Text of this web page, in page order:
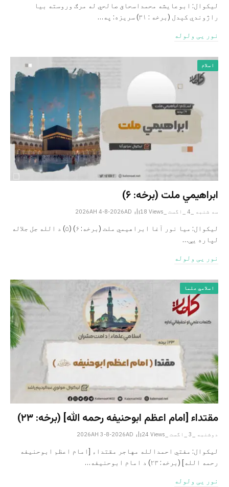
لیکوال: ابوعایشه محمداسحاق صالحي له مرګ وروسته بیا
راژوندي کېدل (برخه : ۳۱) سریزه: په…
نور یی ولوله
اسلام
ابراهيمي ملت (برخه: ۶)
سه شنبه _4 _اگست _2026AH 4-8-2026AD 18 Views
ليکوال: میا نور آغا ابراهيمي ملت (برخه: ۶) (۵) د الله جل جلاله
لپاره یې…
نور یی ولوله
اسلامي علما
مقتداء [امام اعظم ابوحنیفه رحمه الله‎] (برخه: ۲۳)
دوشنبه _3 _اگست _2026AH 3-8-2026AD 24 Views
لیکوال: مفتي احمدالله مهاجر مقتداء [امام اعظم ابوحنیفه
رحمه الله‎] (برخه: ۲۳) د امام ابوحنيفه…
نور یی ولوله